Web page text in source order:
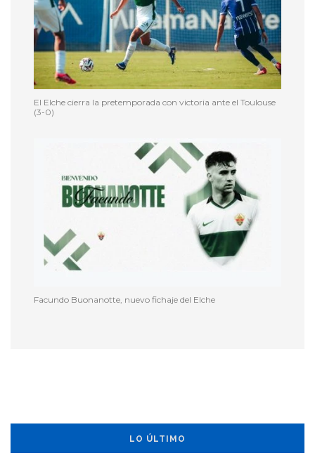
El Elche cierra la pretemporada con victoria ante el Toulouse
(3-0)
Facundo Buonanotte, nuevo fichaje del Elche
LO ÚLTIMO